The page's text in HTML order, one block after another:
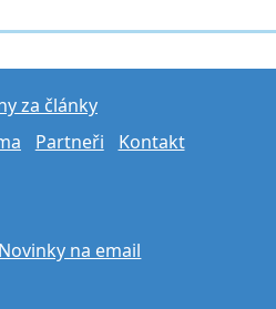
za články
Partneři Kontakt
Novinky na email